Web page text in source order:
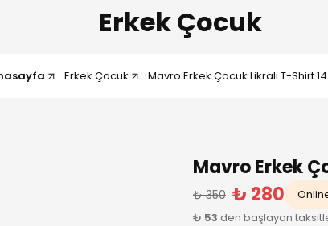
Erkek Çocuk
Erkek Çocuk Mavro Erkek Çocuk Likralı T-Shirt
Mavro Erkek
₺ 350 ₺ 280
₺ 53 den başlayan